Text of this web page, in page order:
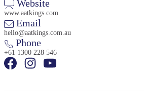
Website
www.aatkings.com
Email
hello@aatkings.com.au
Phone
+61 1300 228 546